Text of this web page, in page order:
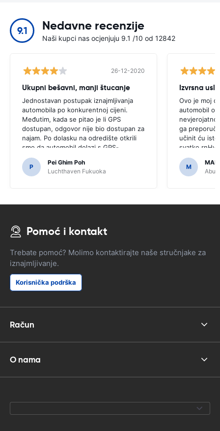
9.1 Nedavne recenzije
Naši kupci nas ocjenjuju 9.1 /10 od 12842
26-12-2020
Ukupni bešavni, manji štucanje
Jednostavan postupak iznajmljivanja
automobila po konkurentnoj cijeni.
Međutim, kada se pitao je li GPS
dostupan, odgovor nije bio dostupan za
najam. Po dolasku na odredište otkrili
smo da automobil dolazi s GPS-
om.rnrnBilo bi strašno da smo odlučili
kupiti GPS jer je bilo potrebno za
kretanje japanskim cestama.
P
Pei Ghim Poh
Luchthaven Fukuoka
Izvrsna
Ovo je moj
automobil
ga
učinit ću isto
M
Abu
Pomoć i kontakt
Trebate pomoć? Molimo kontaktirajte naše stručnjake za
iznajmljivanje.
Korisnička podrška
Račun
O nama